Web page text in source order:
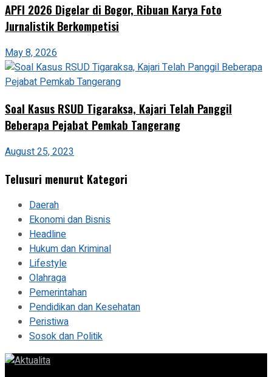
APFI 2026 Digelar di Bogor, Ribuan Karya Foto
Jurnalistik Berkompetisi
May 8, 2026
Soal Kasus RSUD Tigaraksa, Kajari Telah Panggil
Beberapa Pejabat Pemkab Tangerang
August 25, 2023
Telusuri menurut Kategori
Daerah
Ekonomi dan Bisnis
Headline
Hukum dan Kriminal
Lifestyle
Olahraga
Pemerintahan
Pendidikan dan Kesehatan
Peristiwa
Sosok dan Politik